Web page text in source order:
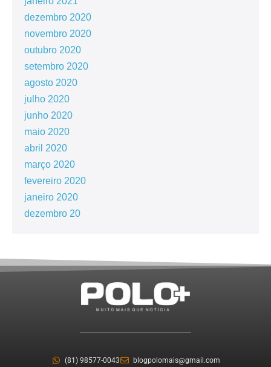
dezembro 2020
novembro 2020
outubro 2020
setembro 2020
agosto 2020
julho 2020
junho 2020
maio 2020
abril 2020
março 2020
fevereiro 2020
janeiro 2020
dezembro 20
(81) 98577-0043 blogpolomais@gmail.com